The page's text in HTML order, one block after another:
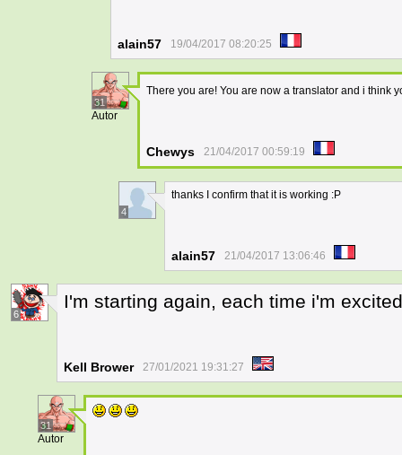
alain57 19/04/2017 08:20:25
31
Autor
There you are! You are now a translator and i think
Chewys 21/04/2017 00:59:19
4
thanks I confirm that it is working :P
alain57 21/04/2017 13:06:46
6
I'm starting again, each time i'm
Kell Brower 27/01/2021 19:31:27
31
Autor